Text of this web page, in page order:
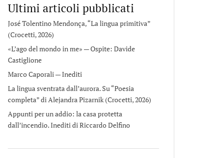
Ultimi articoli pubblicati
José Tolentino Mendonça, “La lingua primitiva”
(Crocetti, 2026)
«L’ago del mondo in me» — Ospite: Davide
Castiglione
Marco Caporali — Inediti
La lingua sventrata dall’aurora. Su “Poesia
completa” di Alejandra Pizarnik (Crocetti, 2026)
Appunti per un addio: la casa protetta
dall’incendio. Inediti di Riccardo Delfino